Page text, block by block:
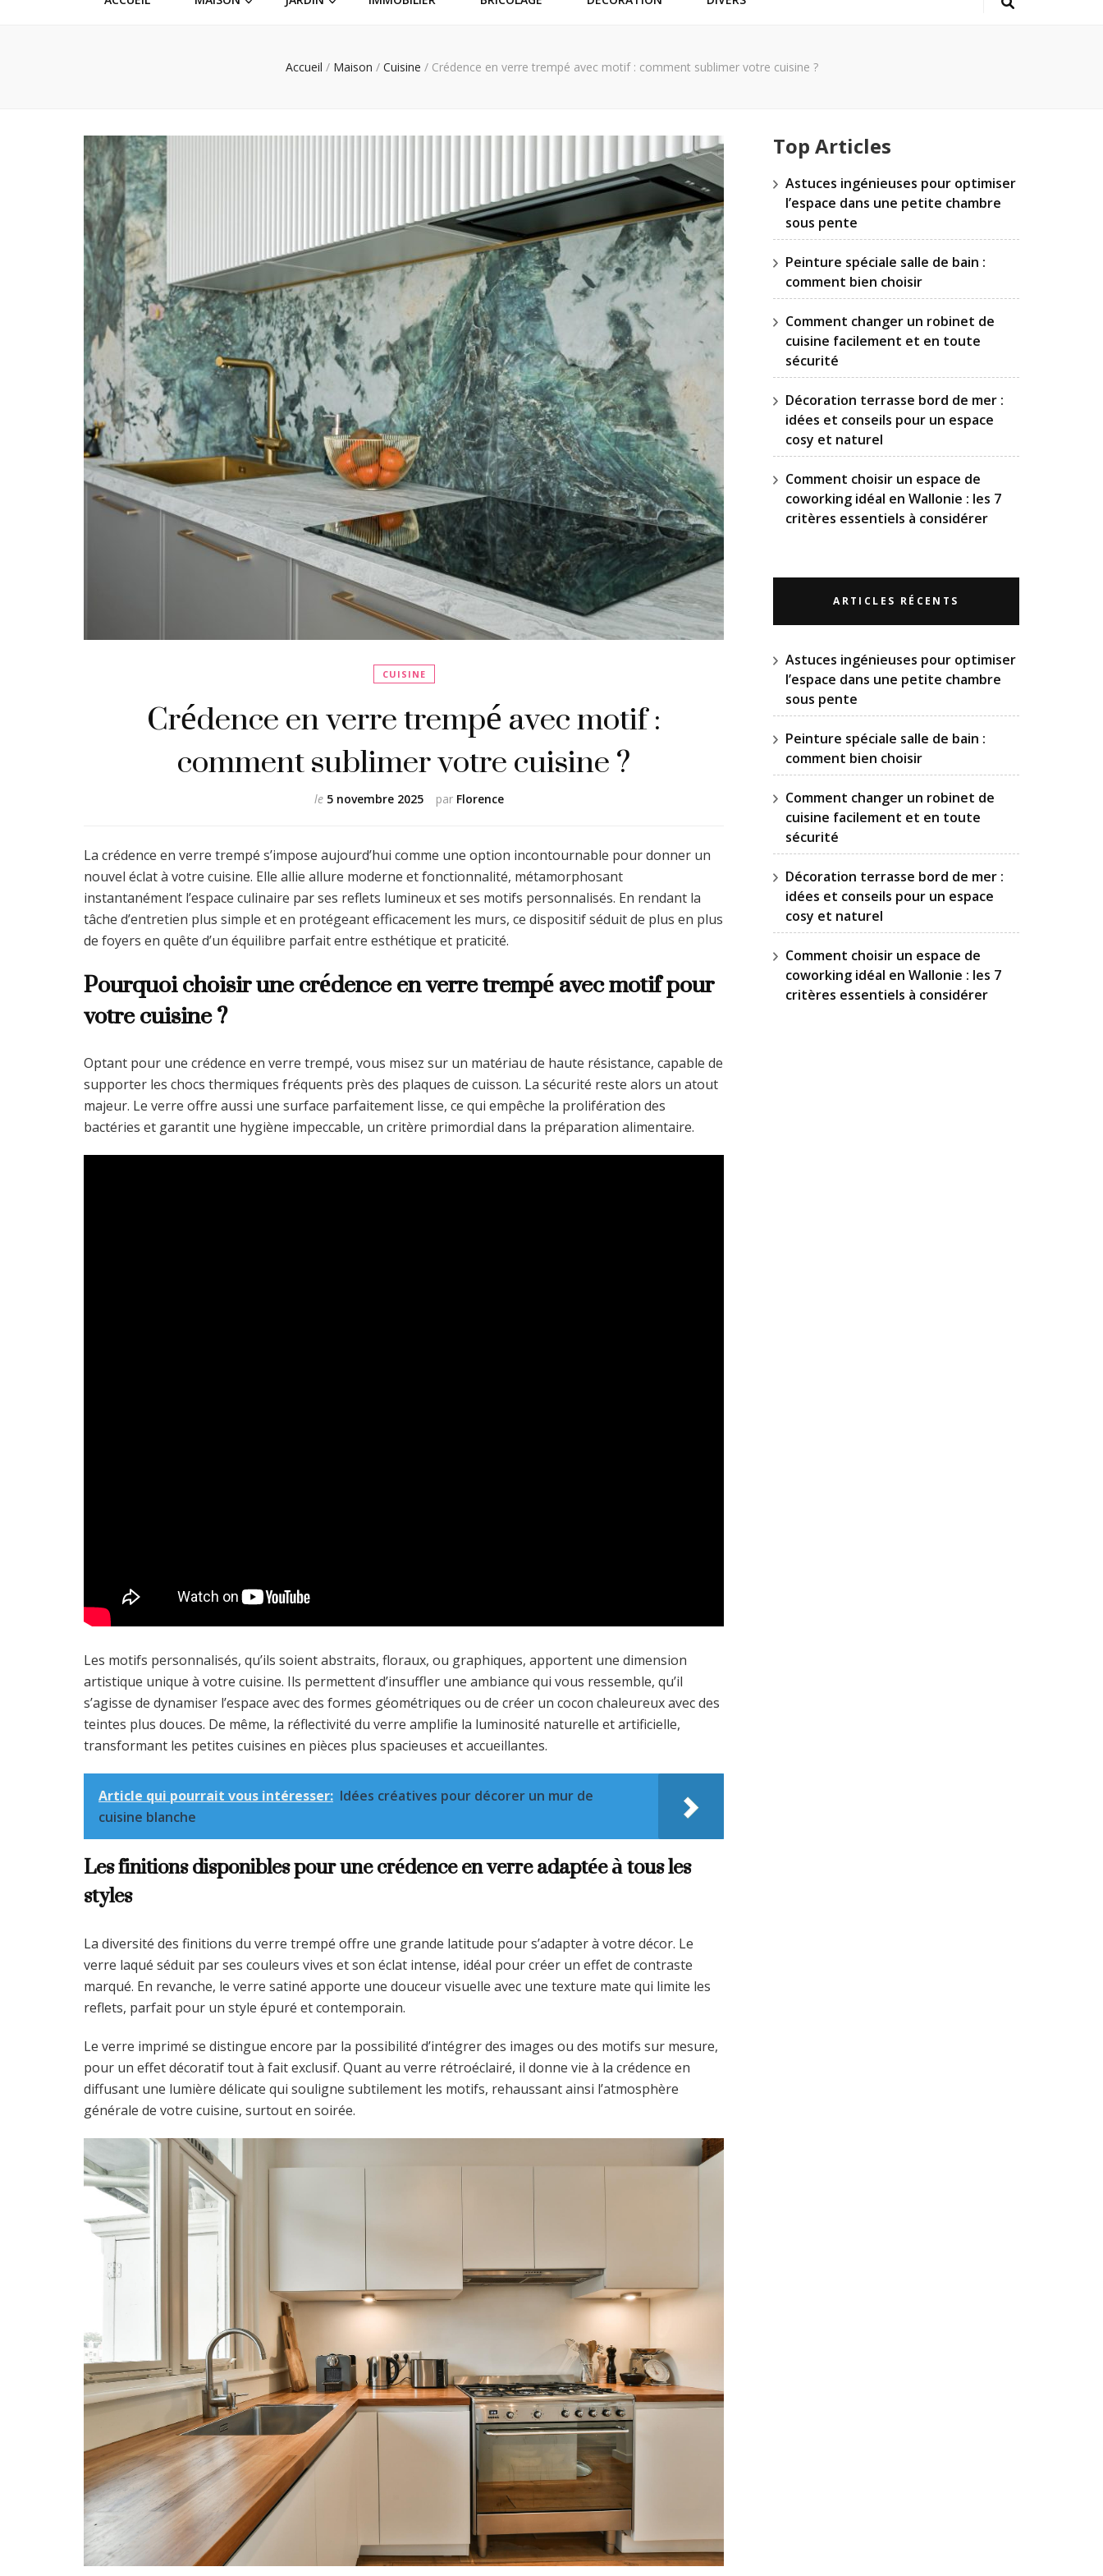
Accueil / Maison / Cuisine / Crédence en verre trempé avec motif : comment sublimer votre cuisine ?
CUISINE
Crédence en verre trempé avec motif :
comment sublimer votre cuisine ?
par Florence
le 5 novembre 2025
La crédence en verre trempé s’impose aujourd’hui comme une option incontournable pour donner un
nouvel éclat à votre cuisine. Elle allie allure moderne et fonctionnalité, métamorphosant
instantanément l’espace culinaire par ses reflets lumineux et ses motifs personnalisés. En rendant la
tâche d’entretien plus simple et en protégeant efficacement les murs, ce dispositif séduit de plus en plus
de foyers en quête d’un équilibre parfait entre esthétique et praticité.
Pourquoi choisir une crédence en verre trempé avec motif pour
votre cuisine ?
Optant pour une crédence en verre trempé, vous misez sur un matériau de haute résistance, capable de
supporter les chocs thermiques fréquents près des plaques de cuisson. La sécurité reste alors un atout
majeur. Le verre offre aussi une surface parfaitement lisse, ce qui empêche la prolifération des
bactéries et garantit une hygiène impeccable, un critère primordial dans la préparation alimentaire.
Les motifs personnalisés, qu’ils soient abstraits, floraux, ou graphiques, apportent une dimension
artistique unique à votre cuisine. Ils permettent d’insuffler une ambiance qui vous ressemble, qu’il
s’agisse de dynamiser l’espace avec des formes géométriques ou de créer un cocon chaleureux avec des
teintes plus douces. De même, la réflectivité du verre amplifie la luminosité naturelle et artificielle,
transformant les petites cuisines en pièces plus spacieuses et accueillantes.
Article qui pourrait vous intéresser: Idées créatives pour décorer un mur de
cuisine blanche
Les finitions disponibles pour une crédence en verre adaptée à tous les
styles
La diversité des finitions du verre trempé offre une grande latitude pour s’adapter à votre décor. Le
verre laqué séduit par ses couleurs vives et son éclat intense, idéal pour créer un effet de contraste
marqué. En revanche, le verre satiné apporte une douceur visuelle avec une texture mate qui limite les
reflets, parfait pour un style épuré et contemporain.
Le verre imprimé se distingue encore par la possibilité d’intégrer des images ou des motifs sur mesure,
pour un effet décoratif tout à fait exclusif. Quant au verre rétroéclairé, il donne vie à la crédence en
diffusant une lumière délicate qui souligne subtilement les motifs, rehaussant ainsi l’atmosphère
générale de votre cuisine, surtout en soirée.
Top Articles
Astuces ingénieuses pour optimiser
l’espace dans une petite chambre
sous pente
Peinture spéciale salle de bain :
comment bien choisir
Comment changer un robinet de
cuisine facilement et en toute
sécurité
Décoration terrasse bord de mer :
idées et conseils pour un espace
cosy et naturel
Comment choisir un espace de
coworking idéal en Wallonie : les 7
critères essentiels à considérer
ARTICLES RÉCENTS
Astuces ingénieuses pour optimiser
l’espace dans une petite chambre
sous pente
Peinture spéciale salle de bain :
comment bien choisir
Comment changer un robinet de
cuisine facilement et en toute
sécurité
Décoration terrasse bord de mer :
idées et conseils pour un espace
cosy et naturel
Comment choisir un espace de
coworking idéal en Wallonie : les 7
critères essentiels à considérer